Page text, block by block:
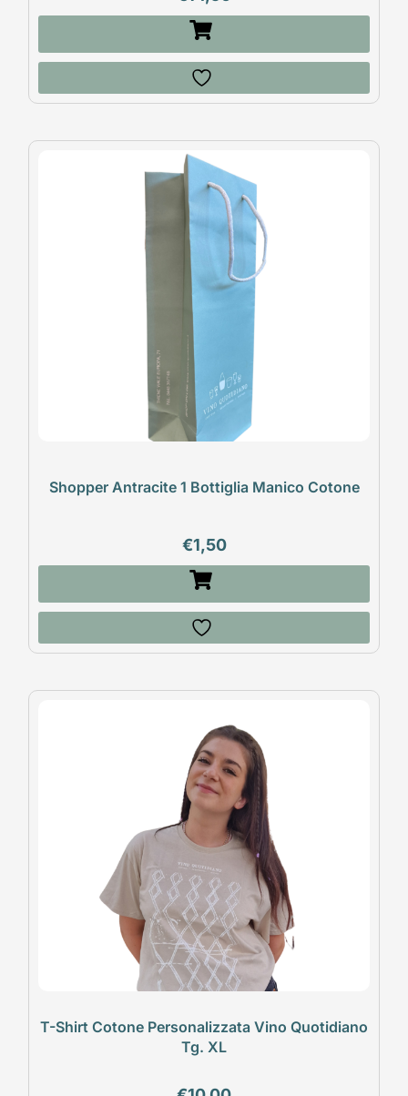
Shopper Antracite 1 Bottiglia Manico Cotone
€1,50
T-Shirt Cotone Personalizzata Vino Quotidiano
Tg. XL